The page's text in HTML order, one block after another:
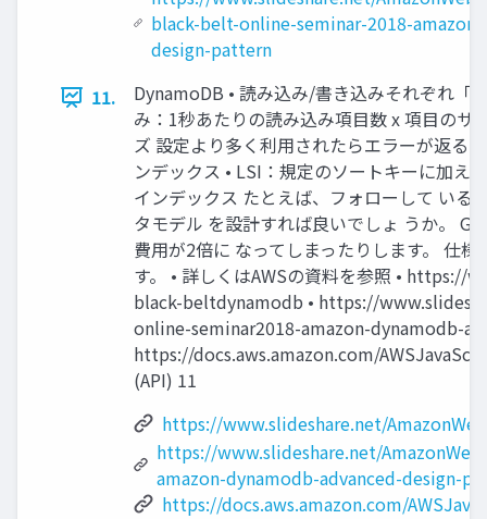
black-belt-online-seminar-2018-
design-pattern
11.
DynamoDB • 読み込み/書き込みそれぞれ「
み：1秒あたりの読み込み項目数 x 項目の
ズ 設定より多く利用されたらエラーが返る
ンデックス • LSI：規定のソートキーに加え
インデックス たとえば、フォローして いる
タモデル を設計すれば良いでしょ うか。
費用が2倍に なってしまったりします。 仕
す。 • 詳しくはAWSの資料を参照 •
black-beltdynamodb • https://
online-seminar2018-amazon-dynamodb-
https://docs.aws.amazon.com/
(API) 11
https://www.slideshare.net/
https://www.slideshare.net/
amazon-dynamodb-advanced-design-
https://docs.aws.amazon.com/